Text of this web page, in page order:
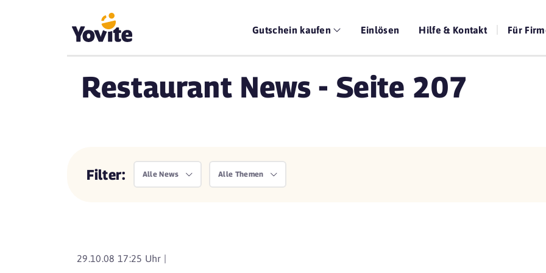
Gutschein kaufen Einlösen Hilfe & Kontakt Für
Restaurant News - Seite 207
Filter: Alle News Alle Themen
29.10.08 17:25 Uhr |